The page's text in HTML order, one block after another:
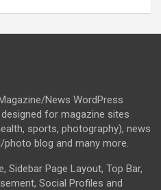
News WordPress
for magazine sites
sports, photography), news
blog and many more.
Sidebar Page Layout, Top Bar,
Social Profiles and